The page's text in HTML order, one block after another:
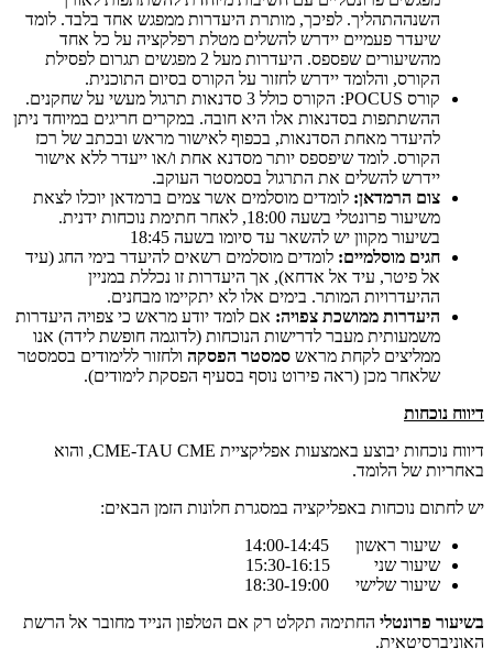
השנההתהליך. לפיכך, מותרת היעדרות ממפגש אחד בלבד. לומד
שיעדר פעמיים יידרש להשלים מטלת רפלקציה על כל אחד
מהשיעורים שפספס. היעדרות מעל 2 מפגשים תגרום לפסילת
הקורס, והלומד יידרש לחזור על הקורס בסיום התוכנית.
קורס POCUS: הקורס כולל 3 סדנאות תרגול מעשי על שחקנים.
ההשתתפות בסדנאות אלו היא חובה. במקרים חריגים במיוחד ניתן
להיעדר מאחת הסדנאות, בכפוף לאישור מראש ובכתב של רכז
הקורס. לומד שיפספס יותר מסדנא אחת ו/או ייעדר ללא אישור
יידרש להשלים את התרגול בסמסטר העוקב.
צום הרמדאן: לומדים מוסלמים אשר צמים ברמדאן יוכלו לצאת
משיעור פרונטלי בשעה 18:00, לאחר חתימת נוכחות ידנית.
בשיעור מקוון יש להשאר עד סיומו בשעה 18:45
חגים מוסלמיים: לומדים מוסלמים רשאים להיעדר בימי החג (עיד
אל פיטר, עיד אל אדחא), אך היעדרות זו נכללת במניין
ההיעדרויות המותר. בימים אלו לא יתקיימו מבחנים.
היעדרות ממושכת צפויה: אם לומד יודע מראש כי צפויה היעדרות
משמעותית מעבר לדרישות הנוכחות (לדוגמה חופשת לידה) אנו
ממליצים לקחת מראש סמסטר הפסקה ולחזור ללימודים בסמסטר
שלאחר מכן (ראה פירוט נוסף בסעיף הפסקת לימודים).
דיווח נוכחות
דיווח נוכחות יבוצע באמצעות אפליקציית CME-TAU CME, והוא
באחריות של הלומד.
יש לחתום נוכחות באפליקציה במסגרת חלונות הזמן הבאים:
שיעור ראשון 14:00-14:45
שיעור שני 15:30-16:15
שיעור שלישי 18:30-19:00
בשיעור פרונטלי החתימה תקלט רק אם הטלפון הנייד מחובר אל הרשת
האוניברסיטאית.